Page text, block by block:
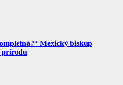
Mexický biskup
prírodu